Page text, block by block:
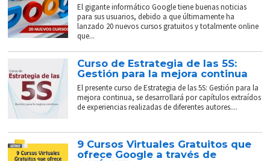
El gigante informático Google tiene buenas noticias
para sus usuarios, debido a que últimamente ha
lanzado 20 nuevos cursos gratuitos y totalmente online
que...
Curso de Estrategia de las 5S:
Gestión para la mejora continua
El presente curso de Estrategia de las 5S: Gestión para la
mejora continua, se desarrollará por capítulos extraídos
de experiencias realizadas de diferentes autores....
9 Cursos Virtuales Gratuitos que
ofrece Google a través de